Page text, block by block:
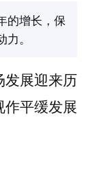
的增长，保
。
发展迎来历
作平缓发展